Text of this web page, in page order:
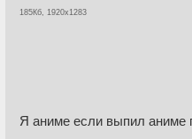
185Кб, 1920x1283
Я аниме если выпил аниме